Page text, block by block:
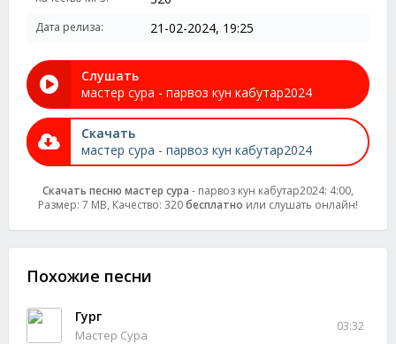
Дата релиза: 21-02-2024, 19:25
Слушать
мастер сура - парвоз кун кабутар2024
Скачать
мастер сура - парвоз кун кабутар2024
Скачать песню мастер сура - парвоз кун кабутар2024: 4:00,
Размер: 7 MB, Качество: 320бесплатно или слушать онлайн!
Похожие песни
Гург
Мастер Сура
03:32